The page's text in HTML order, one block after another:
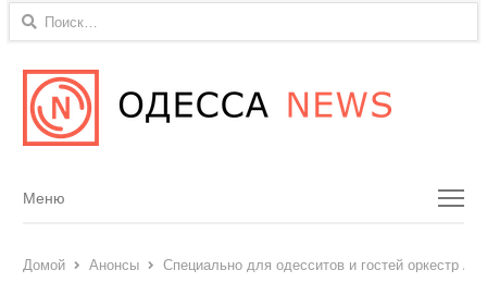
Найти:
Menu
Меню
Домой Анонсы Специально для одесситов и гостей оркестр